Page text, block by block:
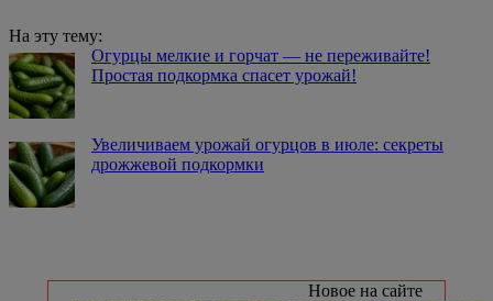
На эту тему:
Огурцы мелкие и горчат — не переживайте!
Простая подкормка спасет урожай!
Увеличиваем урожай огурцов в июле: секреты
дрожжевой подкормки
Новое на сайте